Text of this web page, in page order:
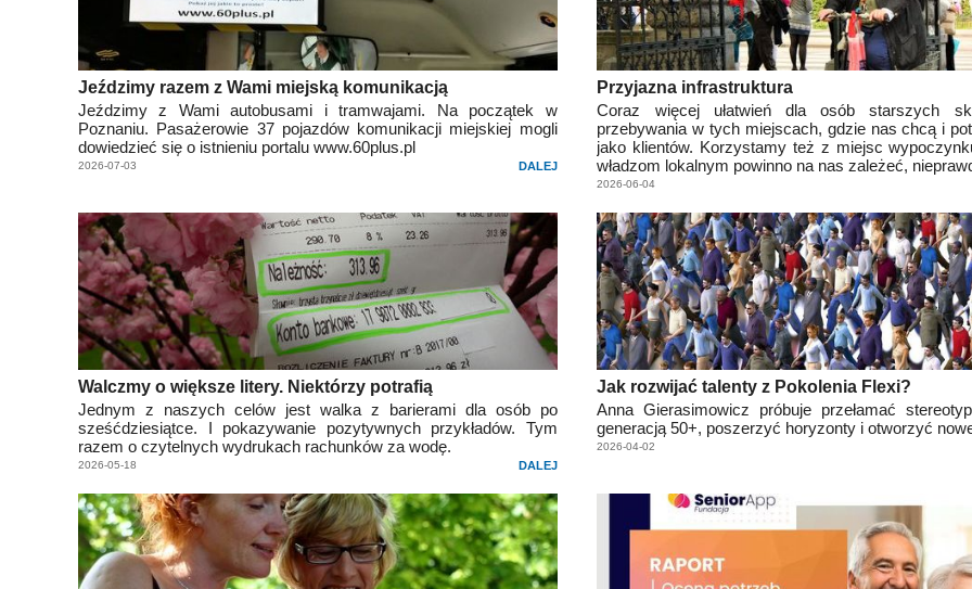
Jeździmy razem z Wami miejską komunikacją
Jeździmy z Wami autobusami i tramwajami. Na początek w
Poznaniu. Pasażerowie 37 pojazdów komunikacji miejskiej mogli
dowiedzieć się o istnieniu portalu www.60plus.pl
2026-07-03 DALEJ
Przyjazna infrastruktura
Coraz więcej ułatwień dla osób starszych
przebywania w tych miejscach, gdzie nas chcą i
jako klientów. Korzystamy też z miejsc
władzom lokalnym powinno na nas zależeć,
2026-06-04
Walczmy o większe litery. Niektórzy potrafią
Jednym z naszych celów jest walka z barierami dla osób po
sześćdziesiątce. I pokazywanie pozytywnych przykładów. Tym
razem o czytelnych wydrukach rachunków za wodę.
2026-05-18 DALEJ
Jak rozwijać talenty z Pokolenia Flexi?
Anna Gierasimowicz próbuje przełamać
generacją 50+, poszerzyć horyzonty i otworzyć
2026-04-02